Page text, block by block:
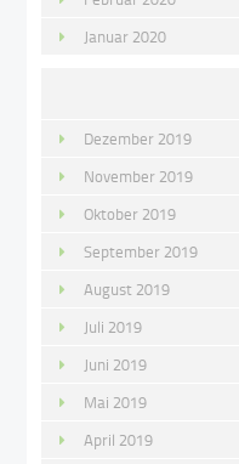
Januar 2020
Dezember 2019
November 2019
Oktober 2019
September 2019
August 2019
Juli 2019
Juni 2019
Mai 2019
April 2019